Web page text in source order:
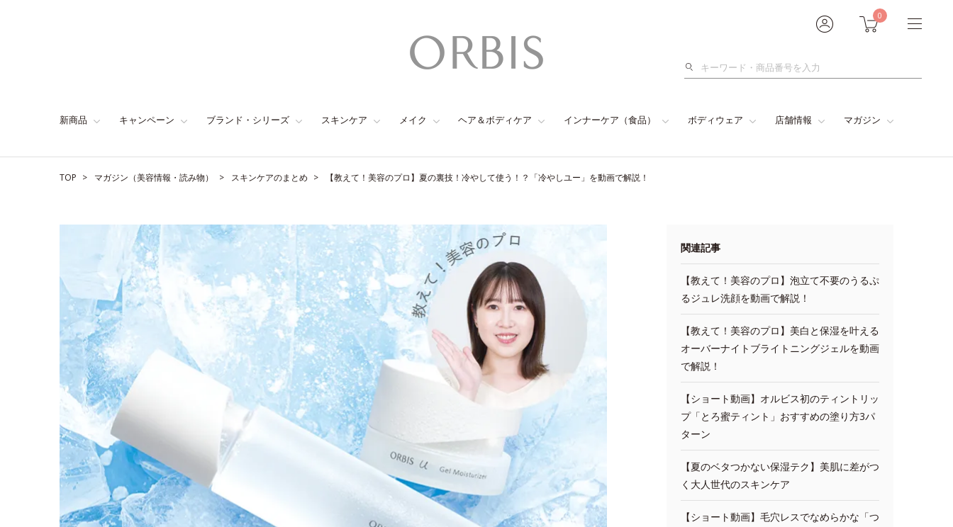
0
検
新商品 キャンペーン ブランド・シリーズ スキンケア メイク ヘア＆ボディケア インナーケア（食品） ボディウェア 店舗情報 マガジン
TOP マガジン（美容情報・読み物） スキンケアのまとめ 【教えて！美容のプロ】夏の裏技！冷やして使う！？「冷やしユー」を動画で解説！
関連記事
【教えて！美容のプロ】泡立て不要のうるぷ
るジュレ洗顔を動画で解説！
【教えて！美容のプロ】美白と保湿を叶える
オーバーナイトブライトニングジェルを動画
で解説！
【ショート動画】オルビス初のティントリッ
プ「とろ蜜ティント」おすすめの塗り方3パ
ターン
【夏のベタつかない保湿テク】美肌に差がつ
く大人世代のスキンケア
【ショート動画】毛穴レスでなめらかな「つ